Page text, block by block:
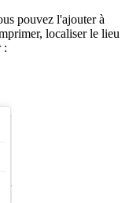
pouvez l'ajouter à
localiser le lieu
: